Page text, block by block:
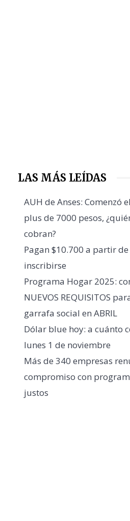
LAS MÁS LEÍDAS
AUH de Anses: Comenzó
plus de 7000 pesos,
cobran?
Pagan $10.700 a partir
inscribirse
Programa Hogar 2025:
NUEVOS REQUISITOS
garrafa social en ABRIL
Dólar blue hoy: a cuánto
lunes 1 de noviembre
Más de 340 empresas
compromiso con
justos